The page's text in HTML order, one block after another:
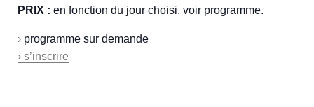
PRIX : en fonction du jour choisi, voir programme.
› programme sur demande
› s’inscrire